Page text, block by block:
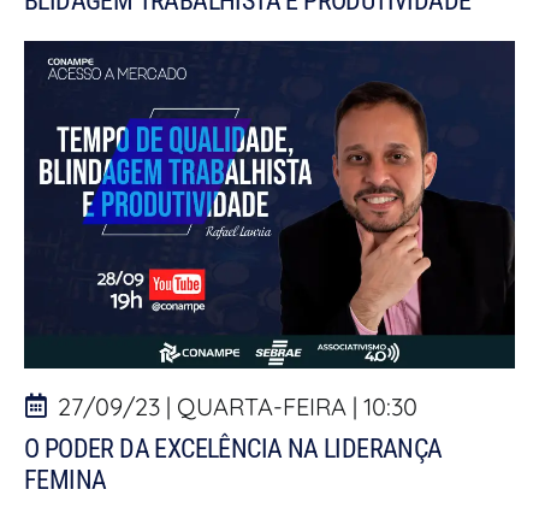
27/09/23 | QUARTA-FEIRA | 10:30
O PODER DA EXCELÊNCIA NA LIDERANÇA
FEMINA